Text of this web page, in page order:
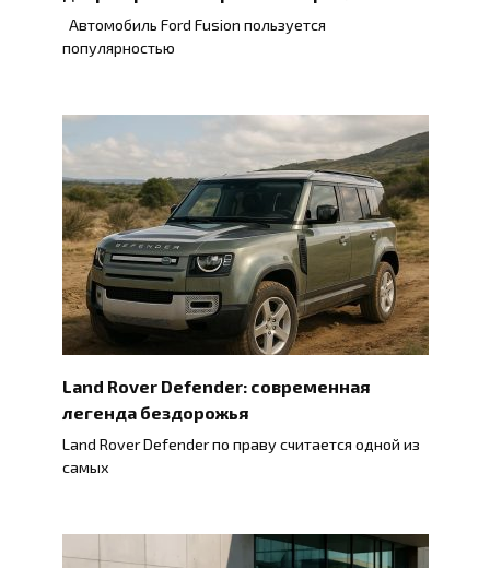
Автомобиль Ford Fusion пользуется
популярностью
Land Rover Defender: современная
легенда бездорожья
Land Rover Defender по праву считается одной из
самых